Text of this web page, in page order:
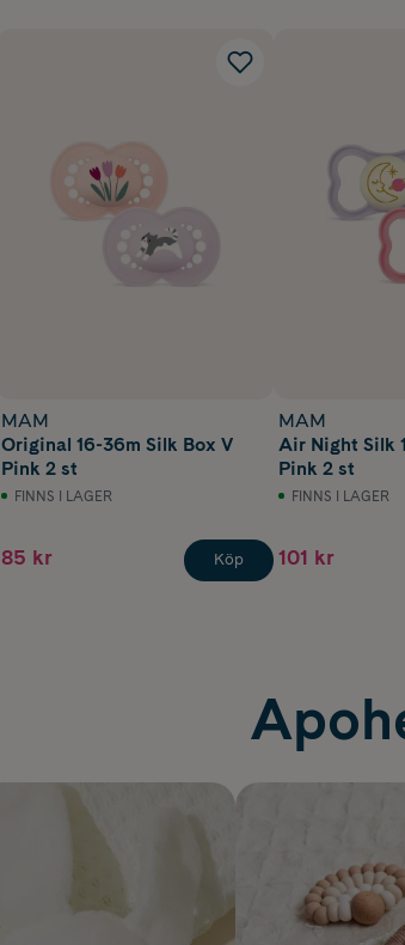
MAM
Original 16-36m Silk Box V
Pink 2 st
FINNS I LAGER
85 kr Köp
MAM
Air Night Silk
Pink 2 st
FINNS I LAGER
101 kr